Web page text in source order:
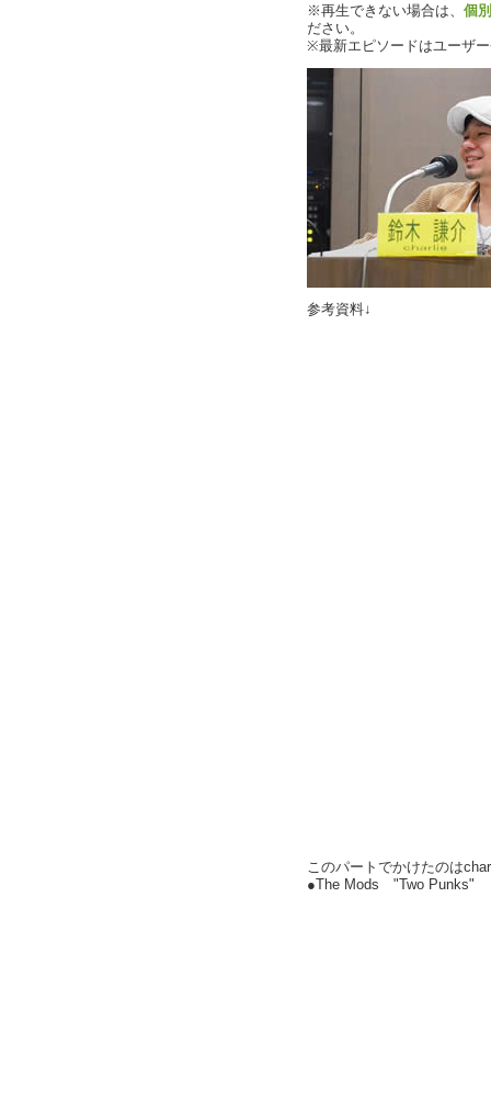
※再生できない場合は、 個
ださい。
※最新エピソードはユーザ
参考資料↓
このパートでかけたのは
●The Mods "Two Punks"